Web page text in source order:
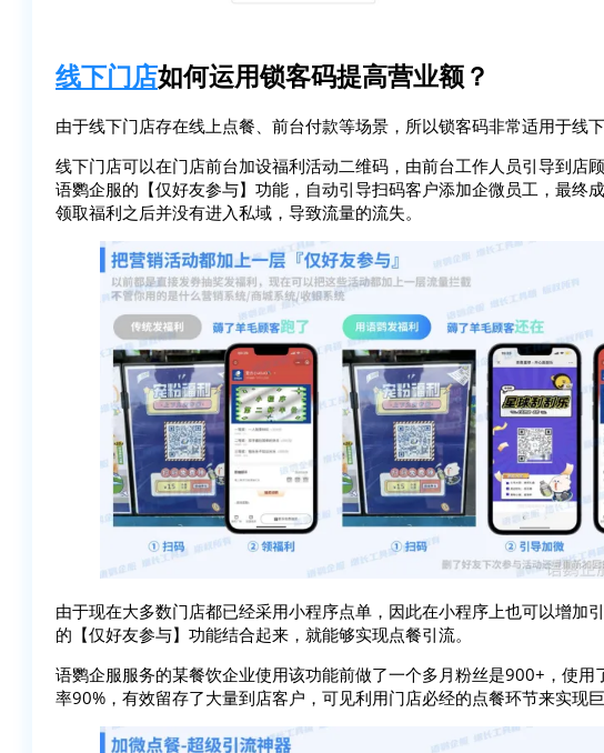
线下门店如何运用锁客码提高营业额？
由于线下门店存在线上点餐、前台付款等场景，所以锁客码非常适用于线
线下门店可以在门店前台加设福利活动二维码，由前台工作人员引导到店
语鹦企服的【仅好友参与】功能，自动引导扫码客户添加企微员工，最终
领取福利之后并没有进入私域，导致流量的流失。
由于现在大多数门店都已经采用小程序点单，因此在小程序上也可以增加
的【仅好友参与】功能结合起来，就能够实现点餐引流。
语鹦企服服务的某餐饮企业使用该功能前做了一个多月粉丝是900+，使
率90%，有效留存了大量到店客户，可见利用门店必经的点餐环节来实现